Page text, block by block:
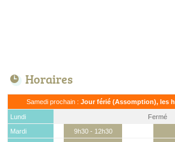
Horaires
Samedi prochain : Jour férié (Assomption), les
Lundi
Fermé
Mardi
9h30 - 12h30